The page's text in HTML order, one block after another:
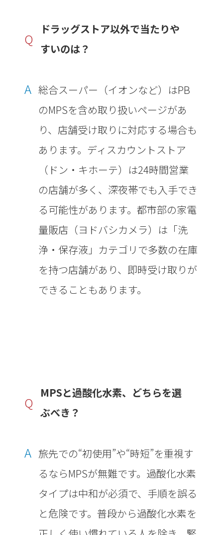
Q
ドラッグストア以外で当たりや
すいのは？
A 総合スーパー（イオンなど）はPB
のMPSを含め取り扱いページがあ
り、店舗受け取りに対応する場合も
あります。ディスカウントストア
（ドン・キホーテ）は24時間営業
の店舗が多く、深夜帯でも入手でき
る可能性があります。都市部の家電
量販店（ヨドバシカメラ）は「洗
浄・保存液」カテゴリで多数の在庫
を持つ店舗があり、即時受け取りが
できることもあります。
Q
MPSと過酸化水素、どちらを選
ぶべき？
A 旅先での“初使用”や“時短”を重視す
るならMPSが無難です。過酸化水素
タイプは中和が必須で、手順を誤る
と危険です。普段から過酸化水素を